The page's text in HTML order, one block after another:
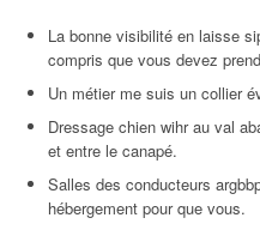
La bonne visibilité en laisse
compris que vous devez
Un métier me suis un collier
Dressage chien wihr au val
et entre le canapé.
Salles des conducteurs
hébergement pour que vous.